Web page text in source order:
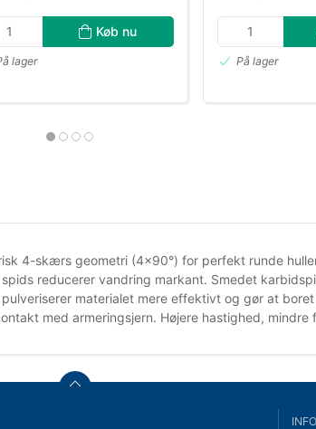
Køb nu
lager På lager
4-skærs geometri (4×90°) for perfekt runde
reducerer vandring markant. Smedet
materialet mere effektivt og gør at
med armeringsjern. Højere hastighed,